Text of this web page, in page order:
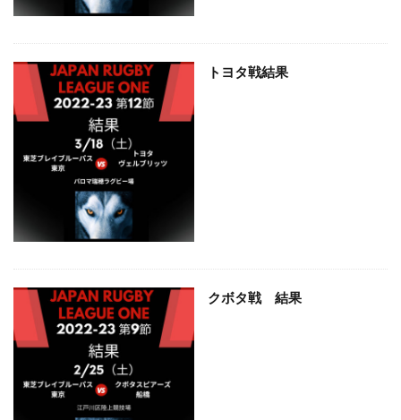
トヨタ戦結果
クボタ戦 結果